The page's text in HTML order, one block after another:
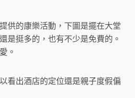
供的康樂活動，下圖是擺在大堂
是挺多的，也有不少是免費的。
。
看出酒店的定位還是親子度假偏